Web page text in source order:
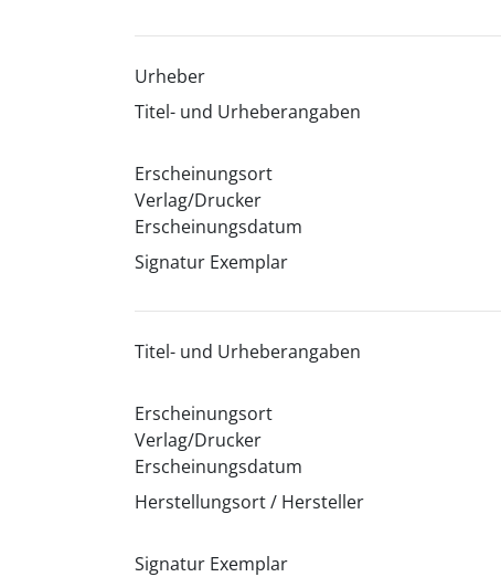
Urheber
Titel- und Urheberangaben
Erscheinungsort
Verlag/Drucker
Erscheinungsdatum
Signatur Exemplar
Titel- und Urheberangaben
Erscheinungsort
Verlag/Drucker
Erscheinungsdatum
Herstellungsort / Hersteller
Signatur Exemplar